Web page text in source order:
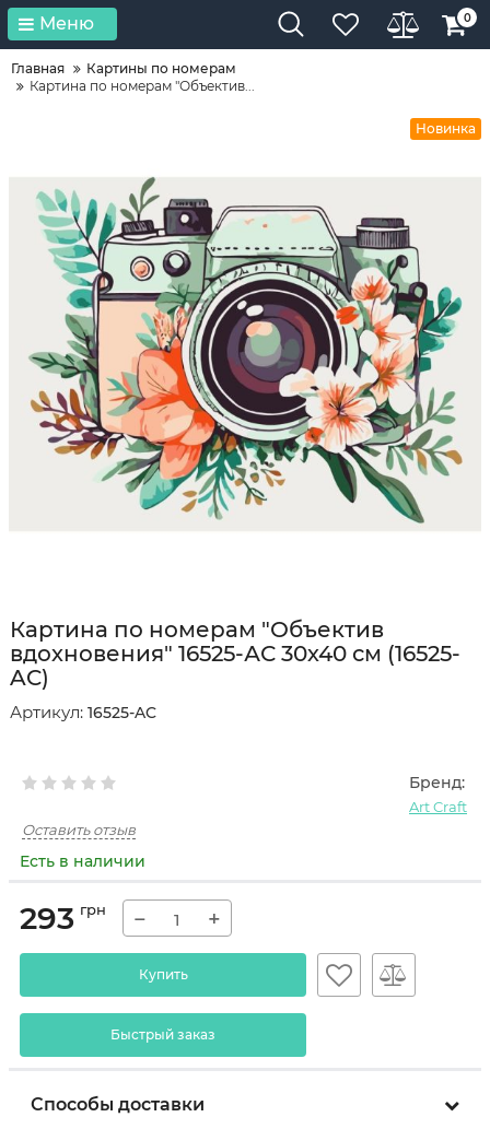
Меню 0
Главная
Картины по номерам
Картина по номерам "Объектив...
Новинка
Картина по номерам "Объектив
вдохновения" 16525-АС 30х40 см (16525-
AC)
Артикул: 16525-AC
Бренд:
Art Craft
Оставить отзыв
Есть в наличии
293 грн − +
Купить
Быстрый заказ
Способы доставки